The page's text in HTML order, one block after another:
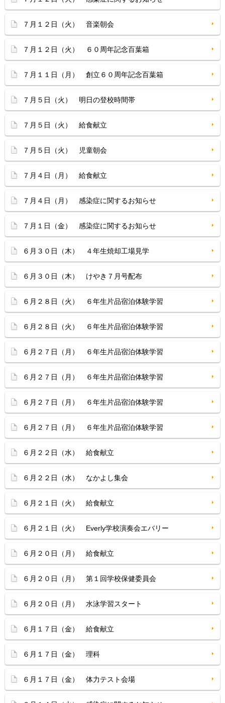
７月１２日（火） 音楽朝会
７月１２日（火） ６０周年記念百葉箱
７月１１日（月） 創立６０周年記念百葉箱
７月５日（火） 明日の登校時間帯
７月５日（火） 給食献立
７月５日（火） 児童朝会
７月４日（月） 給食献立
７月４日（月） 感染症に関するお知らせ
７月１日（金） 感染症に関するお知らせ
６月３０日（木） ４年生焼却工場見学
６月３０日（木） けやき７月号配布
６月２８日（火） ６年生片品宿泊体験学習
６月２８日（火） ６年生片品宿泊体験学習
６月２７日（月） ６年生片品宿泊体験学習
６月２７日（月） ６年生片品宿泊体験学習
６月２７日（月） ６年生片品宿泊体験学習
６月２７日（月） ６年生片品宿泊体験学習
６月２２日（水） 給食献立
６月２２日（水） なかよし集会
６月２１日（火） 給食献立
６月２１日（火） Everly学校演奏会エバリー
６月２０日（月） 給食献立
６月２０日（月） 第１回学校保健委員会
６月２０日（月） 水泳学習スタート
６月１７日（金） 給食献立
６月１７日（金） 理科
６月１７日（金） 体力テスト会場